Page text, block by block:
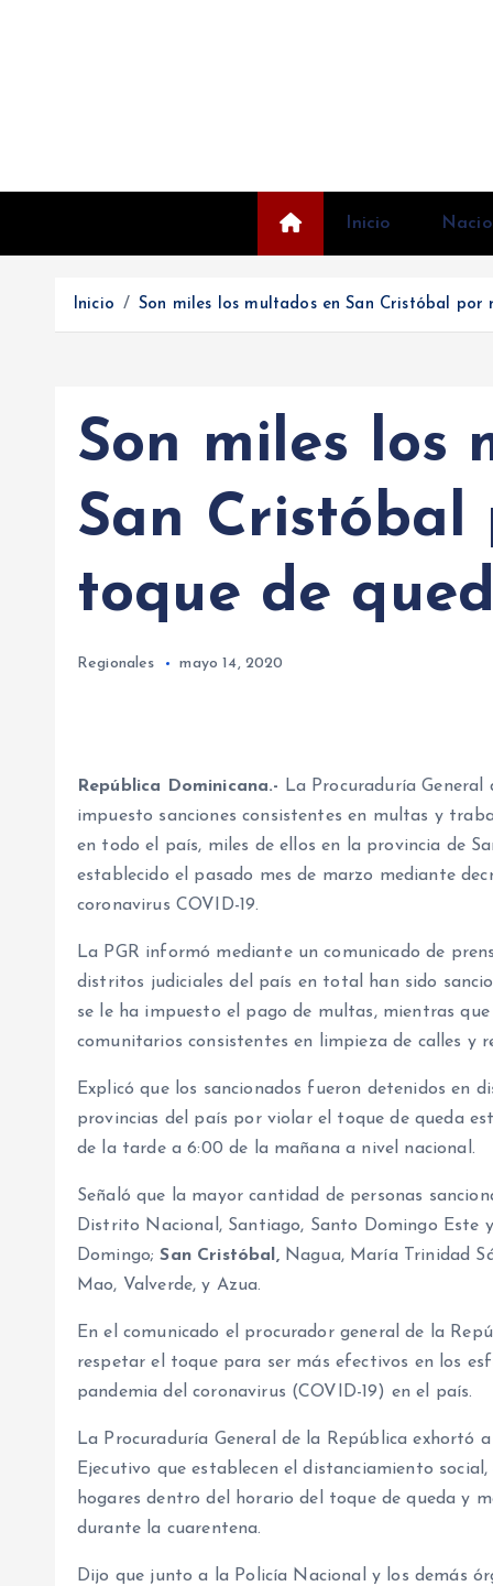
a
Inicio
Inicio Son miles los multados en San Cristóbal por
Son miles los
San Cristóbal
toque de
Regionales mayo 14, 2020
República Dominicana.- La Procuraduría
impuesto sanciones consistentes en multas y
en todo el país, miles de ellos en la provincia de
establecido el pasado mes de marzo mediante
coronavirus COVID-19.
La PGR informó mediante un comunicado de
distritos judiciales del país en total han sido
se le ha impuesto el pago de multas, mientras
comunitarios consistentes en limpieza de calles y
Explicó que los sancionados fueron detenidos en
provincias del país por violar el toque de queda
de la tarde a 6:00 de la mañana a nivel nacional.
Señaló que la mayor cantidad de personas
Distrito Nacional, Santiago, Santo Domingo Este
Domingo;San Cristóbal,Nagua, María Trinidad
Mao, Valverde, y Azua.
En el comunicado el procurador general de la
respetar el toque para ser más efectivos en los
pandemia del coronavirus (COVID-19) en el país.
La Procuraduría General de la República exhortó
Ejecutivo que establecen el distanciamiento
hogares dentro del horario del toque de queda y
durante la cuarentena.
Dijo que junto a la Policía Nacional y los demás